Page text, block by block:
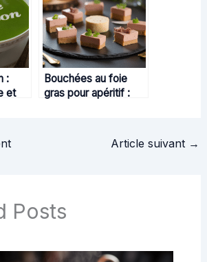
:
et
Bouchées au foie
gras pour apéritif :
Article suivant →
Posts